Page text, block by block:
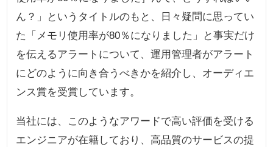
ん？」というタイトルのもと、日々疑問に思ってい
た「メモリ使用率が80％になりました」と事実だけ
を伝えるアラートについて、運用管理者がアラート
にどのように向き合うべきかを紹介し、オーディエ
ンス賞を受賞しています。
当社には、このようなアワードで高い評価を受ける
エンジニアが在籍しており、高品質のサービスの提